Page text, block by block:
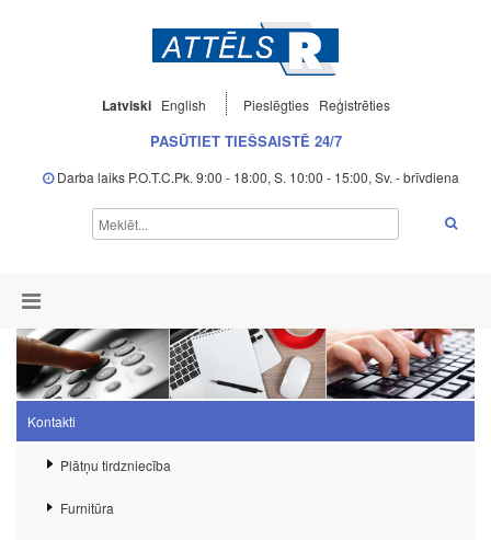
Latviski English Pieslēgties Reģistrēties
PASŪTIET TIEŠSAISTĒ 24/7
Darba laiks P.O.T.C.Pk. 9:00 - 18:00, S. 10:00 - 15:00, Sv. - brīvdiena
Kontakti
Plātņu tirdzniecība
Furnitūra